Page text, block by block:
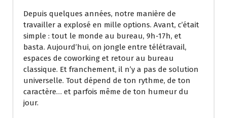
Depuis quelques années, notre manière de
travailler a explosé en mille options. Avant, c’était
simple : tout le monde au bureau, 9h-17h, et
basta. Aujourd’hui, on jongle entre télétravail,
espaces de coworking et retour au bureau
classique. Et franchement, il n’y a pas de solution
universelle. Tout dépend de ton rythme, de ton
caractère… et parfois même de ton humeur du
jour.